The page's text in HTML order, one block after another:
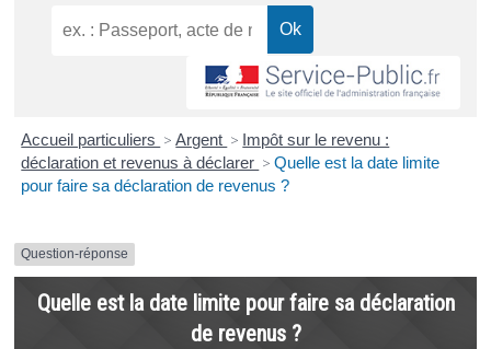
Accueil particuliers > Argent > Impôt sur le revenu :
déclaration et revenus à déclarer > Quelle est la date limite
pour faire sa déclaration de revenus ?
Question-réponse
Quelle est la date limite pour faire sa déclaration
de revenus ?